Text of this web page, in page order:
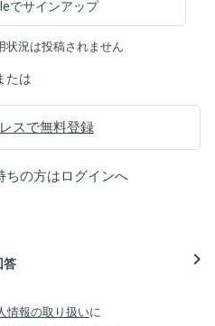
でサインアップ
状況は投稿されません
たは
スで無料登録
ちの方はログインへ
答 navigate_next
情報の取り扱いに